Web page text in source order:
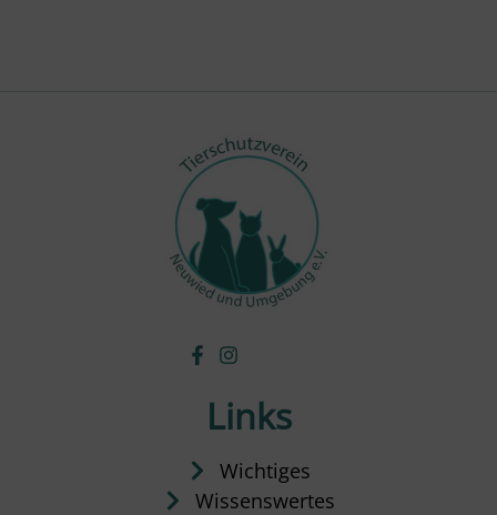
Links
Wichtiges
Wissenswertes